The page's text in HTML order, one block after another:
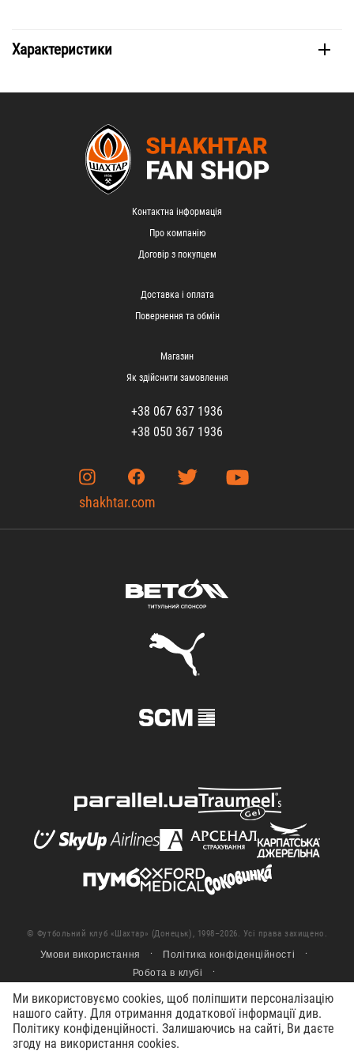
Характеристики
Контактна інформація
Про компанію
Договір з покупцем
Доставка і оплата
Повернення та обмін
Магазин
Як здійснити замовлення
+38 067 637 1936
+38 050 367 1936
shakhtar.com
© Футбольний клуб «Шахтар» (Донецьк), 1998–2026. Усі права захищено.
Умови використання
Політика конфіденційності
Робота в клубі
Ми використовуємо cookies, щоб поліпшити персоналізацію
нашого сайту. Для отримання додаткової інформації див.
Політику конфіденційності. Залишаючись на сайті, Ви даєте
згоду на використання cookies.